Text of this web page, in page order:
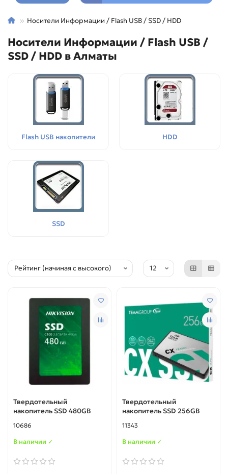
Носители Информации / Flash USB / SSD / HDD
Носители Информации / Flash USB /
SSD / HDD в Алматы
Flash USB накопители HDD
SSD
Твердотельный
накопитель SSD 480GB
10686
В наличии ✓
Твердотельный
накопитель SSD 256GB
11343
В наличии ✓